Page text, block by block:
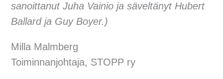
sanoittanut Juha Vainio ja säveltänyt Hubert
Ballard ja Guy Boyer.)
Milla Malmberg
Toiminnanjohtaja, STOPP ry